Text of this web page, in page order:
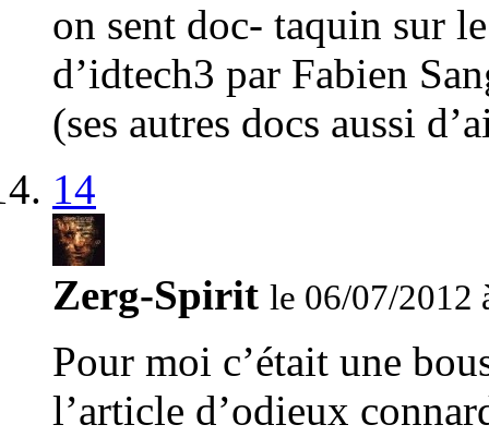
on sent doc- taquin sur
d’idtech3 par Fabien
(ses autres docs aussi
14
Zerg-Spirit le 06/07/2012
Pour moi c’était une
l’article d’odieux